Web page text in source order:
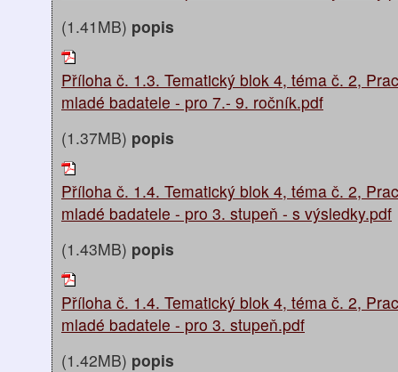
(1.41MB) popis
Příloha č. 1.3. Tematický blok 4, téma č. 2,
mladé badatele - pro 7.- 9. ročník.pdf
(1.37MB) popis
Příloha č. 1.4. Tematický blok 4, téma č. 2,
mladé badatele - pro 3. stupeň - s výsledky.pdf
(1.43MB) popis
Příloha č. 1.4. Tematický blok 4, téma č. 2,
mladé badatele - pro 3. stupeň.pdf
(1.42MB) popis